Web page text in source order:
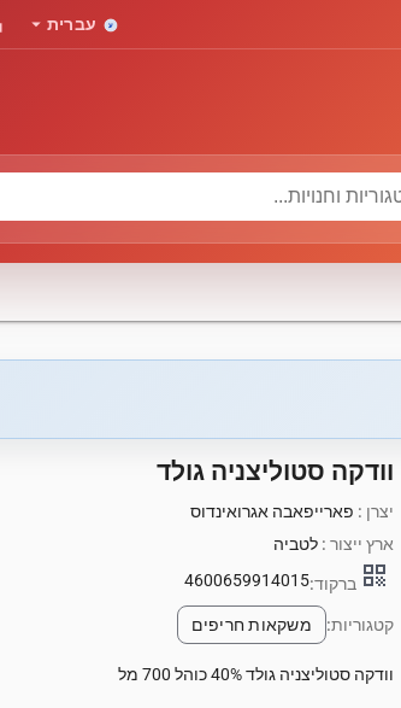
עברית arrow_drop_down
וודקה סטוליצניה גולד
יצרן : פארייפאבה אגרואינדוס
ארץ ייצור :לטביה
qr_code ברקוד:4600659914015
קטגוריות: משקאות חריפים
וודקה סטוליצניה גולד 40% כוהל 700 מל